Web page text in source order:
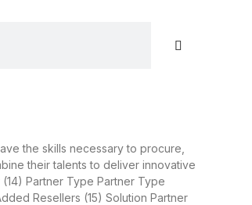
the skills necessary to procure,
their talents to deliver innovative
Partner Type Partner Type
Resellers (15) Solution Partner